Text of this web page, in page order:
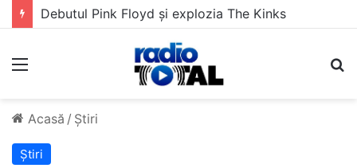
Meniu
Acasă / Știri
Știri